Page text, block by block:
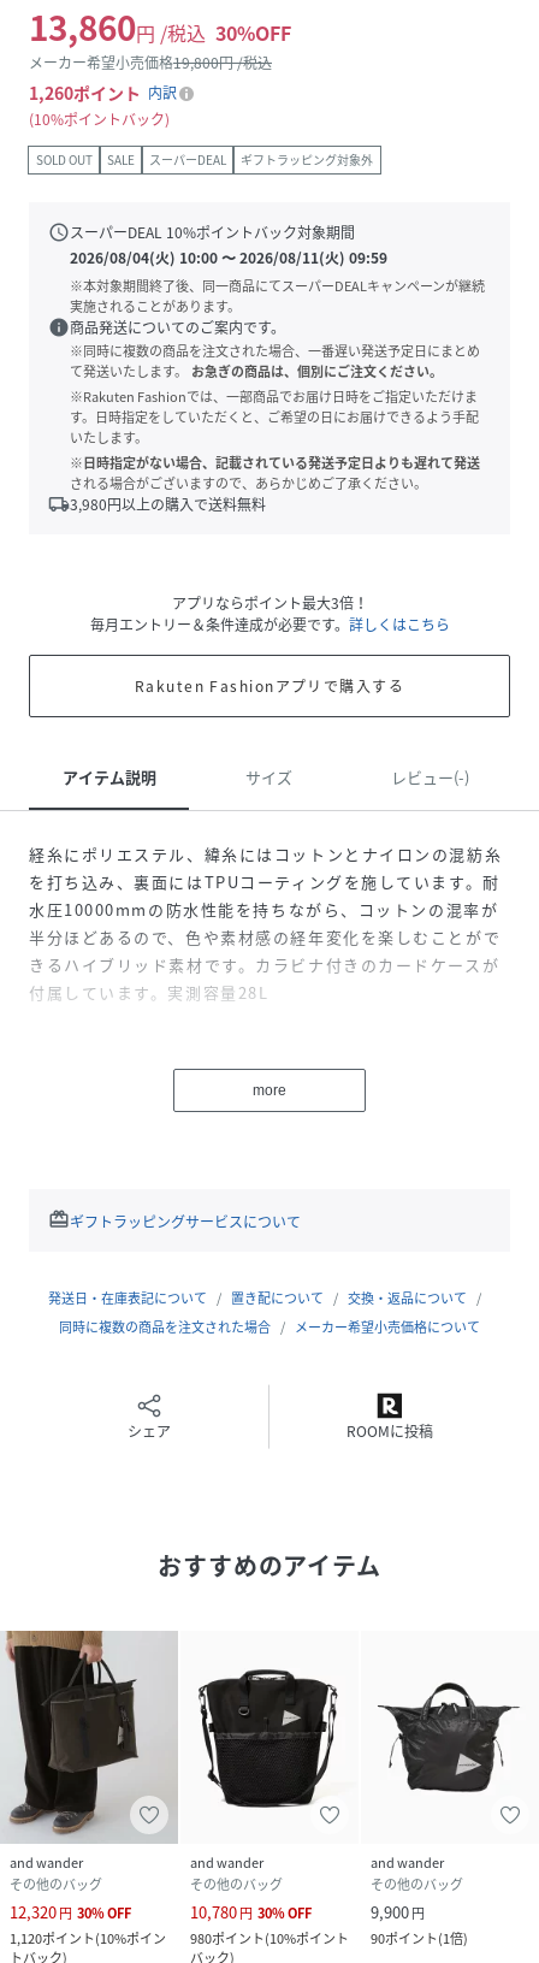
13,860円 /税込 30%OFF
メーカー希望小売価格19,800円 /税込
1,260ポイント 内訳
10%ポイントバック
SOLD OUT SALE スーパーDEAL ギフトラッピング対象外
scheduleスーパーDEAL 10%ポイントバック対象期間
2026/08/04(火) 10:00〜2026/08/11(火) 09:59
※本対象期間終了後、同一商品にてスーパーDEALキャンペーンが継続
実施されることがあります。
info商品発送についてのご案内です。
※同時に複数の商品を注文された場合、一番遅い発送予定日にまとめ
て発送いたします。
お急ぎの商品は、個別にご注文ください。
※Rakuten Fashionでは、一部商品でお届け日時をご指定いただけま
す。日時指定をしていただくと、ご希望の日にお届けできるよう手配
いたします。
※日時指定がない場合、記載されている発送予定日よりも遅れて発送
される場合がございますので、あらかじめご了承ください。
local_shipping3,980円以上の購入で送料無料
アプリならポイント最大3倍！
毎月エントリー＆条件達成が必要です。 詳しくはこちら
Rakuten Fashionアプリで購入する
アイテム説明 サイズ レビュー(-)
経糸にポリエステル、緯糸にはコットンとナイロンの混紡糸
を打ち込み、裏面にはTPUコーティングを施しています。耐
水圧10000mmの防水性能を持ちながら、コットンの混率が
半分ほどあるので、色や素材感の経年変化を楽しむことがで
きるハイブリッド素材です。カラビナ付きのカードケースが
付属しています。実測容量28L
for the warp a blend of cotton and nylon for the weft
and a TPU coating on the back. It is a hybrid
change over time.
原産国 中国製
コットン47%,ポリエステル45%,ナイロン8%
RE3206_574
574-6985313-181-66 RE3206
more
redeemギフトラッピングサービスについて
発送日・在庫表記について 置き配について
交換・返品について
同時に複数の商品を注文された場合
メーカー希望小売価格について
シェア ROOMに投稿
おすすめのアイテム
and wander
その他のバッグ
12,320円 30%OFF
1,120ポイント(10%ポイン
トバック)
and wander
その他のバッグ
10,780円 30%OFF
980ポイント(10%ポイント
バック)
and wander
その他のバッグ
9,900円
90ポイント(1倍)